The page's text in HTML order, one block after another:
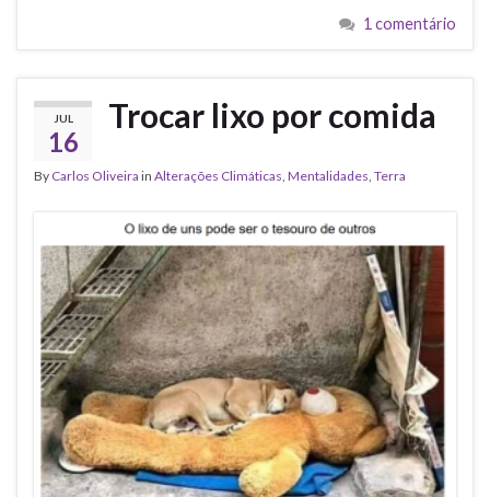
1 comentário
JUL
16
Trocar lixo por comida
By Carlos Oliveira in Alterações Climáticas Mentalidades Terra